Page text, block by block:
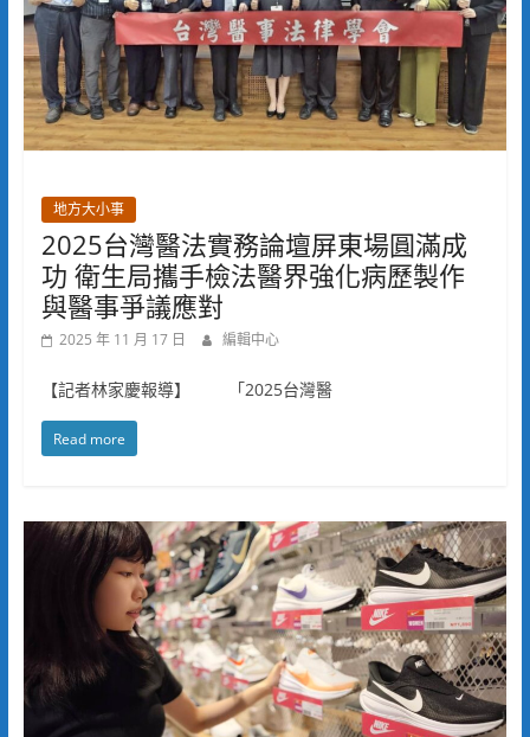
地方大小事
2025台灣醫法實務論壇屏東場圓滿成
功 衛生局攜手檢法醫界強化病歷製作
與醫事爭議應對
2025 年 11 月 17 日 編輯中心
【記者林家慶報導】 「2025台灣醫
Read more